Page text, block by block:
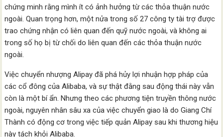
chứng minh rằng mình ít có ảnh hưởng từ các thỏa thuận nước
ngoài. Quan trọng hơn, một nửa trong số 27 công ty tài trợ được
trao chứng nhận có liên quan đến quỹ nước ngoài, và không ai
trong số họ bị từ chối do liên quan đến các thỏa thuận nước
ngoài.
Việc chuyển nhượng Alipay đã phá hủy lợi nhuận hợp pháp của
các cổ đông của Alibaba, và sự thật đằng sau động thái này vẫn
còn là một bí ẩn. Nhưng theo các phương tiện truyền thông nước
ngoài, nguyên nhân sâu xa của việc chuyển giao là do Giang Chí
Thành có động cơ trong việc tiếp quản Alipay sau khi thương hiệu
này tách khỏi Alibaba.